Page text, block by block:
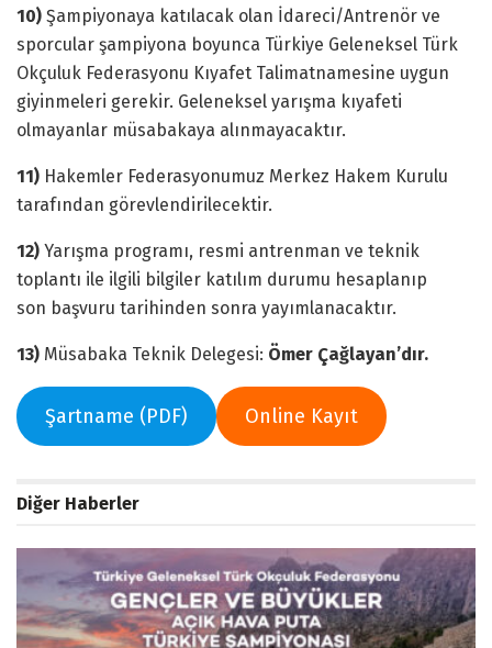
10) Şampiyonaya katılacak olan İdareci/Antrenör ve
sporcular şampiyona boyunca Türkiye Geleneksel Türk
Okçuluk Federasyonu Kıyafet Talimatnamesine uygun
giyinmeleri gerekir. Geleneksel yarışma kıyafeti
olmayanlar müsabakaya alınmayacaktır.
11) Hakemler Federasyonumuz Merkez Hakem Kurulu
tarafından görevlendirilecektir.
12) Yarışma programı, resmi antrenman ve teknik
toplantı ile ilgili bilgiler katılım durumu hesaplanıp
son başvuru tarihinden sonra yayımlanacaktır.
13) Müsabaka Teknik Delegesi: Ömer Çağlayan’dır.
Şartname (PDF) Online Kayıt
Diğer Haberler